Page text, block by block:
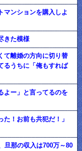
マンションを購入しよ
きた模様
て離婚の方向に切り替
るうちに「俺もすれば
よー」と言ってるのを
！お前も共犯だ！」
旦那の収入は700万～80